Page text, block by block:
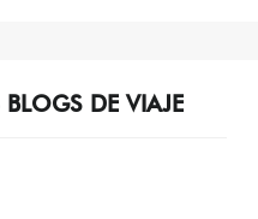
DE VIAJE